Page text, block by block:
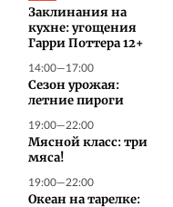
Заклинания на
кухне: угощения
Гарри Поттера 12+
14:00—17:00
Сезон урожая:
летние пироги
19:00—22:00
Мясной класс: три
мяса!
19:00—22:00
Океан на тарелке: